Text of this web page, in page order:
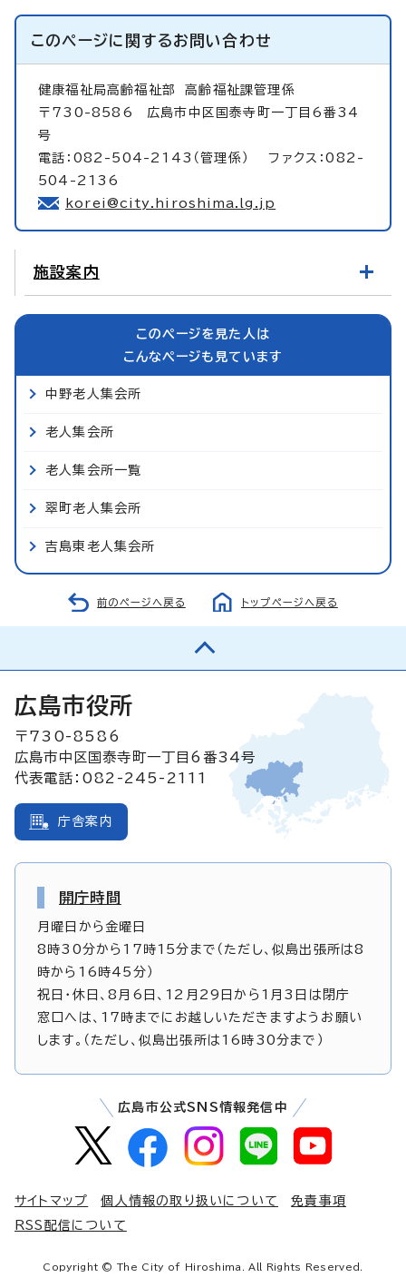
このページに関するお問い合わせ
健康福祉局高齢福祉部高齢福祉課管理係
〒730-8586 広島市中区国泰寺町一丁目6番34
号
電話：082-504-2143（管理係） ファクス：082-
504-2136
korei@city.hiroshima.lg.jp
施設案内
このページを見た人は
こんなページも見ています
中野老人集会所
老人集会所
老人集会所一覧
翠町老人集会所
吉島東老人集会所
前のページへ戻る トップページへ戻る
広島市役所
〒730-8586
広島市中区国泰寺町一丁目6番34号
代表電話：082-245-2111
庁舎案内
開庁時間
月曜日から金曜日
8時30分から17時15分まで（ただし、似島出張所は8
時から16時45分）
祝日・休日、8月6日、12月29日から1月3日は閉庁
窓口へは、17時までにお越しいただきますようお願い
します。（ただし、似島出張所は16時30分まで）
広島市公式SNS情報発信中
サイトマップ 個人情報の取り扱いについて
免責事項
RSS配信について
Copyright © The City of Hiroshima. All Rights Reserved.